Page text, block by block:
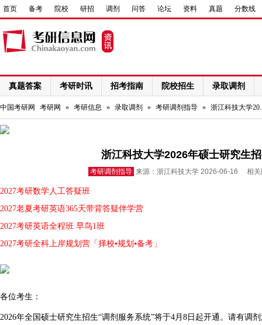
首页 备考 院校 研招 调剂 问答 论坛 资料 真题 分数线
真题答案 考研时讯 招考指南 院校招生 录取调剂
网络课程
中国考研网 考研网 » 考研信息 » 录取调剂 » 考研调剂指导 » 浙江科技大学
浙江科技大学2026年硕士研究生
考研调剂指导 来源：浙江科技大学 2026-06-16 相关
2027考研数学人工答疑班
2027老夏考研英语365天带背答疑伴学营
2027考研英语全程班 早鸟1班
2027考研全科上岸规划营「择校▪规划▪备考」
各位考生：
2026年全国硕士研究生招生“调剂服务系统”将于4月8日起开通。请有调